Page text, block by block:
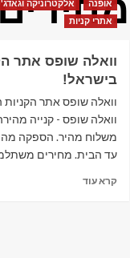
אופנה
אלקטרוניקה
אתרי קניות
וואלה שופס אתר
בישראל!
וואלה שופס אתר הקניות
וואלה שופס - קנייה
משלוח מהיר. הספקה
עד הבית. מחירים
קרא עודRead